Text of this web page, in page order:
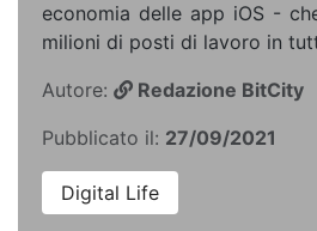
economia delle app iOS -
milioni di posti di lavoro in
Autore:
Redazione BitCity
Pubblicato il: 27/09/2021
Digital Life